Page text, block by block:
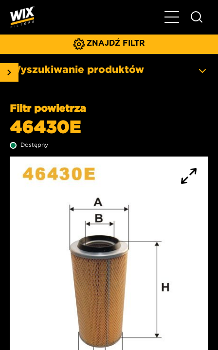
Pokaż/ukryj
ZNAJDŹ FILTR
Wyszukiwanie produktów
Filtr powietrza
46430E
Dostępny